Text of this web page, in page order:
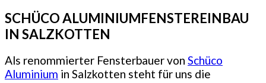
SCHÜCO ALUMINIUMFENSTEREINBAU
IN SALZKOTTEN
Als renommierter Fensterbauer von Schüco
Aluminium in Salzkotten steht für uns die